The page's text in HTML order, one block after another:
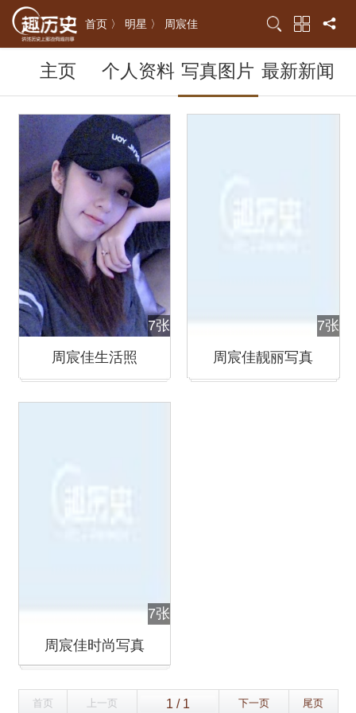
首页 〉 明星 〉 周宸佳
主页 个人资料 写真图片 最新新闻
7张
周宸佳生活照
7张
周宸佳靓丽写真
7张
周宸佳时尚写真
首页 上一页 下一页 尾页